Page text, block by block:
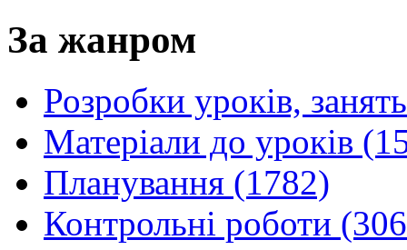
За жанром
Розробки уроків,
Матеріали до уроків
Планування (1782)
Контрольні роботи